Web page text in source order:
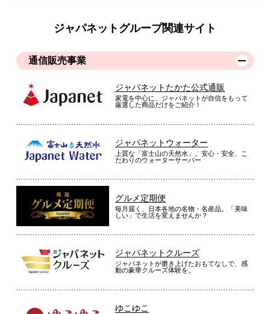
ジャパネットグループ関連サイト
通信販売事業
ジャパネットたかた公式通販
家電を中心に、ジャパネットが自信をもって
厳選した商品だけをご紹介！
ジャパネットウォーター
上質な「富士山の天然水」。安心・安全、こ
だわりのウォーターサーバー
グルメ定期便
毎月届く、日本各地の名物・名産品。「美味
しい」で生活を変えませんか？
ジャパネットクルーズ
ジャパネットが磨き上げたおもてなしで、感
動の豪華クルーズ体験を。
ゆこゆこ